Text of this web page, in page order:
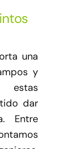
una
y
estas
dar
Entre